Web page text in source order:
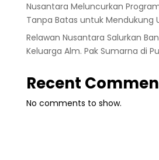
Nusantara Meluncurkan
Tanpa Batas untuk Mendukung
Relawan Nusantara Salurkan
Keluarga Alm. Pak Sumarna di
Recent
No comments to show.